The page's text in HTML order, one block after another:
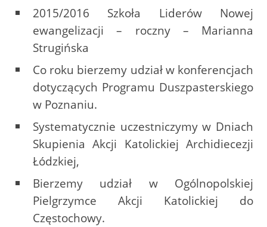
2015/2016 Szkoła Liderów Nowej
ewangelizacji – roczny – Marianna
Strugińska
Co roku bierzemy udział w konferencjach
dotyczących Programu Duszpasterskiego
w Poznaniu.
Systematycznie uczestniczymy w Dniach
Skupienia Akcji Katolickiej Archidiecezji
Łódzkiej,
Bierzemy udział w Ogólnopolskiej
Pielgrzymce Akcji Katolickiej do
Częstochowy.